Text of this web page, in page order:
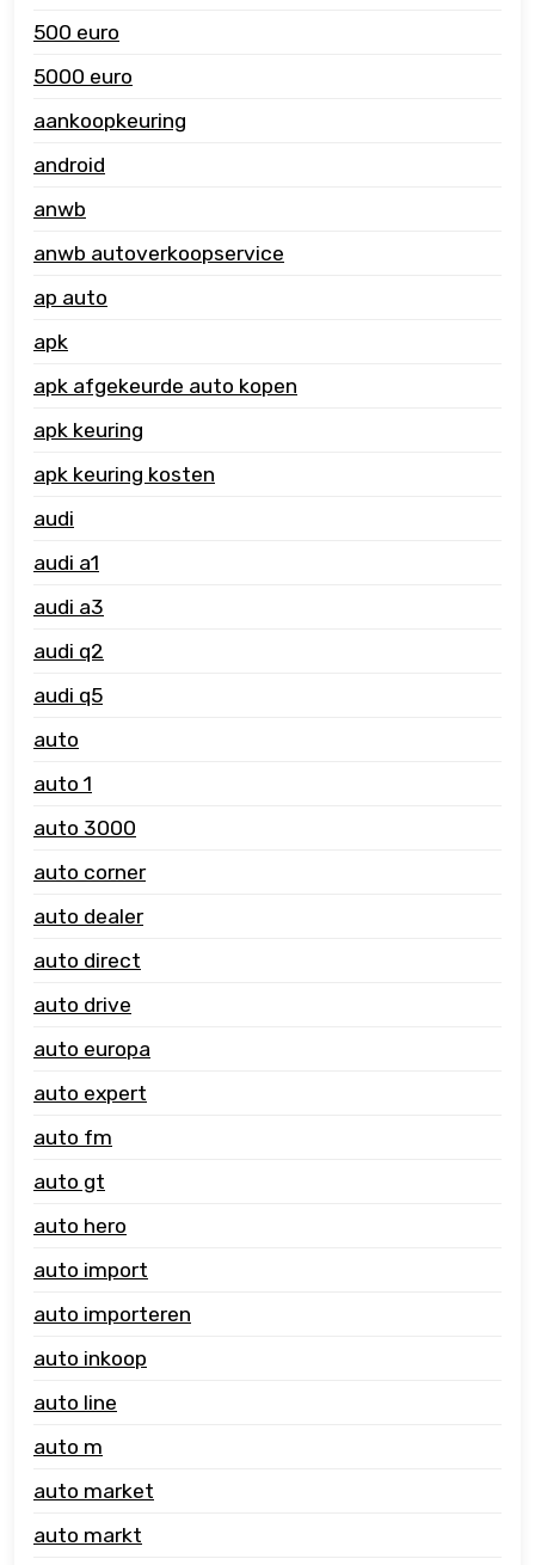
500 euro
5000 euro
aankoopkeuring
android
anwb
anwb autoverkoopservice
ap auto
apk
apk afgekeurde auto kopen
apk keuring
apk keuring kosten
audi
audi a1
audi a3
audi q2
audi q5
auto
auto 1
auto 3000
auto corner
auto dealer
auto direct
auto drive
auto europa
auto expert
auto fm
auto gt
auto hero
auto import
auto importeren
auto inkoop
auto line
auto m
auto market
auto markt